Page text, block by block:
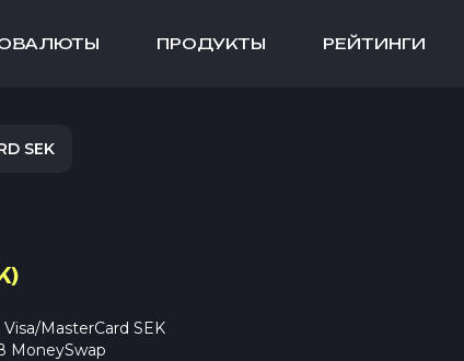
ПРОДУКТЫ РЕЙТИНГИ
SEK
MasterCard SEK
MoneySwap